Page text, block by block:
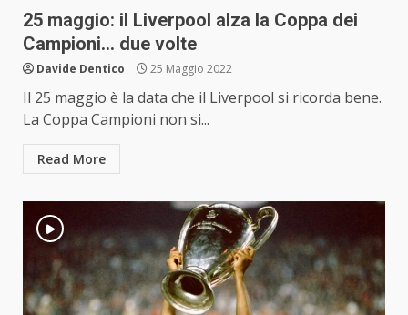
25 maggio: il Liverpool alza la Coppa dei
Campioni… due volte
Davide Dentico 25 Maggio 2022
Il 25 maggio è la data che il Liverpool si ricorda bene.
La Coppa Campioni non si...
Read More